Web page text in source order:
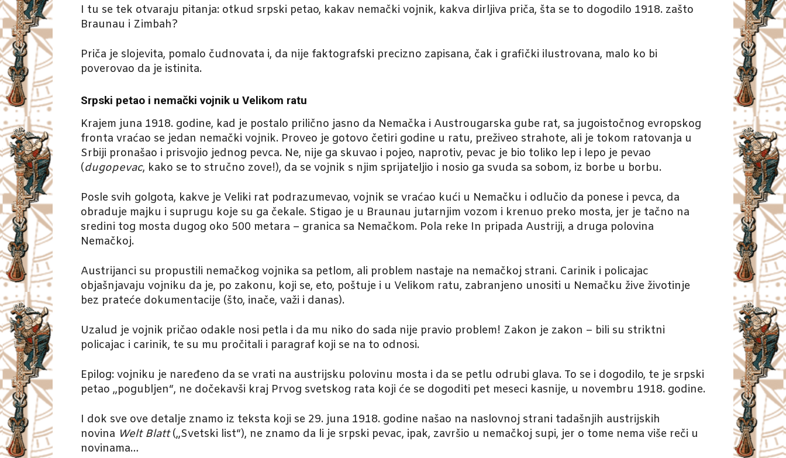
I tu se tek otvaraju pitanja: otkud srpski petao, kakav nemački vojnik, kakva dirljiva priča, šta se to dogodilo 1918. zašto
Braunau i Zimbah?
Priča je slojevita, pomalo čudnovata i, da nije faktografski precizno zapisana, čak i grafički ilustrovana, malo ko bi
poverovao da je istinita.
Srpski petao i nemački vojnik u Velikom ratu
Krajem juna 1918. godine, kad je postalo prilično jasno da Nemačka i Austrougarska gube rat, sa jugoistočnog evropskog
fronta vraćao se jedan nemački vojnik. Proveo je gotovo četiri godine u ratu, preživeo strahote, ali je tokom ratovanja u
Srbiji pronašao i prisvojio jednog pevca. Ne, nije ga skuvao i pojeo, naprotiv, pevac je bio toliko lep i lepo je pevao
(dugopevac, kako se to stručno zove!), da se vojnik s njim sprijateljio i nosio ga svuda sa sobom, iz borbe u borbu.
Posle svih golgota, kakve je Veliki rat podrazumevao, vojnik se vraćao kući u Nemačku i odlučio da ponese i pevca, da
obraduje majku i suprugu koje su ga čekale. Stigao je u Braunau jutarnjim vozom i krenuo preko mosta, jer je tačno na
sredini tog mosta dugog oko 500 metara – granica sa Nemačkom. Pola reke In pripada Austriji, a druga polovina
Nemačkoj.
Austrijanci su propustili nemačkog vojnika sa petlom, ali problem nastaje na nemačkoj strani. Carinik i policajac
objašnjavaju vojniku da je, po zakonu, koji se, eto, poštuje i u Velikom ratu, zabranjeno unositi u Nemačku žive životinje
bez prateće dokumentacije (što, inače, važi i danas).
Uzalud je vojnik pričao odakle nosi petla i da mu niko do sada nije pravio problem! Zakon je zakon – bili su striktni
policajac i carinik, te su mu pročitali i paragraf koji se na to odnosi.
Epilog: vojniku je naređeno da se vrati na austrijsku polovinu mosta i da se petlu odrubi glava. To se i dogodilo, te je srpski
petao „pogubljen“, ne dočekavši kraj Prvog svetskog rata koji će se dogoditi pet meseci kasnije, u novembru 1918. godine.
I dok sve ove detalje znamo iz teksta koji se 29. juna 1918. godine našao na naslovnoj strani tadašnjih austrijskih
novina Welt Blatt(„Svetski list“), ne znamo da li je srpski pevac, ipak, završio u nemačkoj supi, jer o tome nema više reči u
novinama…